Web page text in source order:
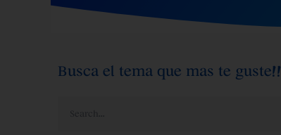
Busca el tema que mas te guste!!